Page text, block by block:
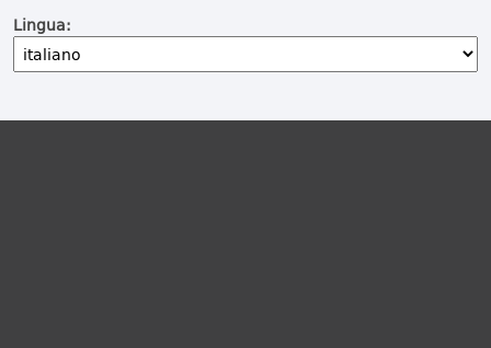
Lingua